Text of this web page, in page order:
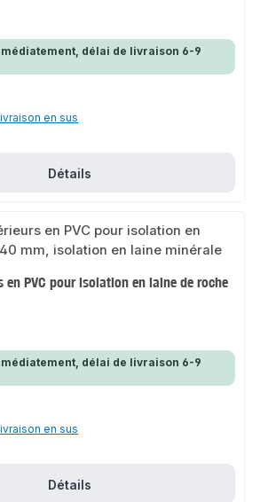
délai de livraison 6-9
en sus
Détails
en PVC pour isolation en laine de roche
délai de livraison 6-9
en sus
Détails